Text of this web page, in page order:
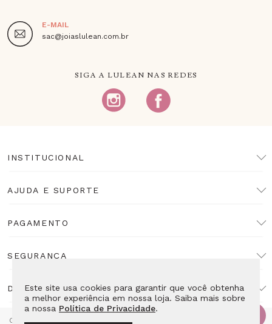
Este site usa cookies para garantir que você obtenha
a melhor experiência em nossa loja. Saiba mais sobre
a nossa Política de Privacidade.
E-MAIL
sac@joiaslulean.com.br
SIGA A LULEAN NAS REDES
INSTITUCIONAL
AJUDA E SUPORTE
PAGAMENTO
SEGURANÇA
DESENVOLVIMENTO
Copyright Lulean. Todos os direitos reservados. Proibida reprodução